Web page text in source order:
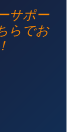
サポー
らでお